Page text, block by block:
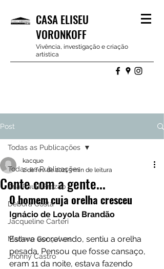
CASA ELISEU
VORONKOFF
Vivência, investigação e criação
artística
Post
Todas as Publicações
Ana Paula Frazão
Debora Costa
Jacqueline Carteri
Marlene Gonçalves
Jhonny Castro
Todas as Publicações
Conte com a gente...
kacque
2 de fev. de 20213 min de leitura
O homem cuja orelha cresceu
Ignácio de Loyola Brandão
Estava escrevendo, sentiu a orelha
pesada. Pensou que fosse cansaço,
eram 11 da noite, estava fazendo